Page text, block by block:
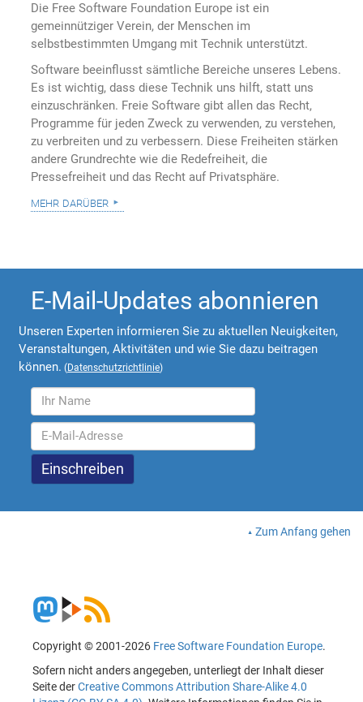
Die Free Software Foundation Europe ist ein
gemeinnütziger Verein, der Menschen im
selbstbestimmten Umgang mit Technik unterstützt.
Software beeinflusst sämtliche Bereiche unseres Lebens.
Es ist wichtig, dass diese Technik uns hilft, statt uns
einzuschränken. Freie Software gibt allen das Recht,
Programme für jeden Zweck zu verwenden, zu verstehen,
zu verbreiten und zu verbessern. Diese Freiheiten stärken
andere Grundrechte wie die Redefreiheit, die
Pressefreiheit und das Recht auf Privatsphäre.
mehr darüber
E-Mail-Updates abonnieren
Unseren Experten informieren Sie zu aktuellen Neuigkeiten,
Veranstaltungen, Aktivitäten und wie Sie dazu beitragen
können. (Datenschutzrichtlinie)
Zum Anfang gehen
Copyright © 2001-2026 Free Software Foundation Europe.
Sofern nicht anders angegeben, unterliegt der Inhalt dieser
Seite derCreative Commons Attribution Share-Alike 4.0